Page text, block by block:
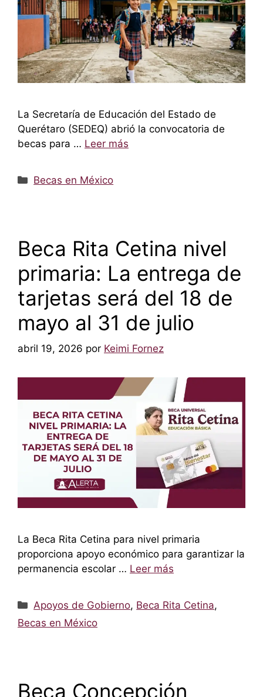
La Secretaría de Educación del Estado de
Querétaro (SEDEQ) abrió la convocatoria de
becas para … Leer más
Categorías
Becas en México
Beca Rita Cetina nivel
primaria: La entrega de
tarjetas será del 18 de
mayo al 31 de julio
abril 19, 2026 por Keimi Fornez
La Beca Rita Cetina para nivel primaria
proporciona apoyo económico para garantizar la
permanencia escolar … Leer más
Categorías
Apoyos de Gobierno, Beca Rita Cetina,
Becas en México
Beca Concepción